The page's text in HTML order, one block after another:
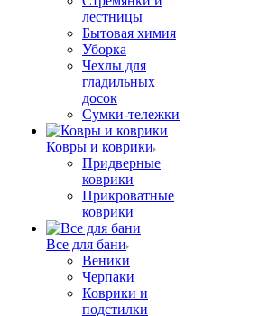
лестницы
Бытовая химия
Уборка
Чехлы для
гладильных
досок
Сумки-тележки
Ковры и коврики
Придверные
коврики
Прикроватные
коврики
Все для бани
Веники
Черпаки
Коврики и
подстилки